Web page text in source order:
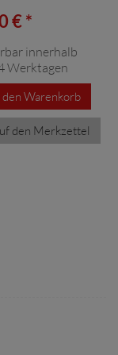
€ *
innerhalb
Werktagen
den Warenkorb
den Merkzettel